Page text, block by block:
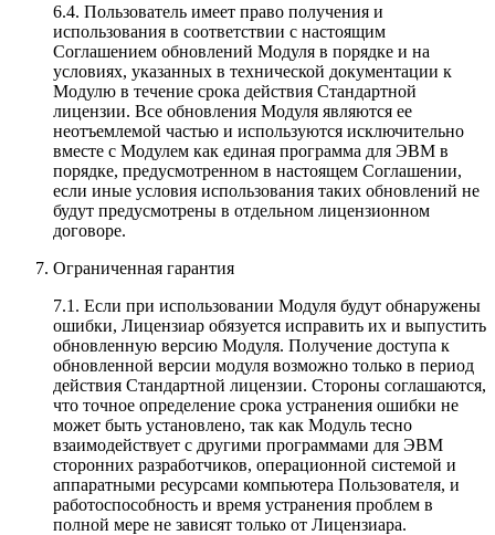
6.4. Пользователь имеет право получения и
использования в соответствии с настоящим
Соглашением обновлений Модуля в порядке и на
условиях, указанных в технической документации к
Модулю в течение срока действия Стандартной
лицензии. Все обновления Модуля являются ее
неотъемлемой частью и используются исключительно
вместе с Модулем как единая программа для ЭВМ в
порядке, предусмотренном в настоящем Соглашении,
если иные условия использования таких обновлений не
будут предусмотрены в отдельном лицензионном
договоре.
Ограниченная гарантия
7.1. Если при использовании Модуля будут обнаружены
ошибки, Лицензиар обязуется исправить их и выпустить
обновленную версию Модуля. Получение доступа к
обновленной версии модуля возможно только в период
действия Стандартной лицензии. Стороны соглашаются,
что точное определение срока устранения ошибки не
может быть установлено, так как Модуль тесно
взаимодействует с другими программами для ЭВМ
сторонних разработчиков, операционной системой и
аппаратными ресурсами компьютера Пользователя, и
работоспособность и время устранения проблем в
полной мере не зависят только от Лицензиара.